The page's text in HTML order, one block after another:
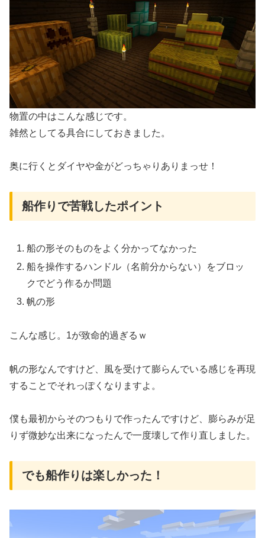
物置の中はこんな感じです。
雑然としてる具合にしておきました。
奥に行くとダイヤや金がどっちゃりありまっせ！
船作りで苦戦したポイント
船の形そのものをよく分かってなかった
船を操作するハンドル（名前分からない）をブロッ
クでどう作るか問題
帆の形
こんな感じ。1が致命的過ぎるｗ
帆の形なんですけど、風を受けて膨らんでいる感じを再現
することでそれっぽくなりますよ。
僕も最初からそのつもりで作ったんですけど、膨らみが足
りず微妙な出来になったんで一度壊して作り直しました。
でも船作りは楽しかった！